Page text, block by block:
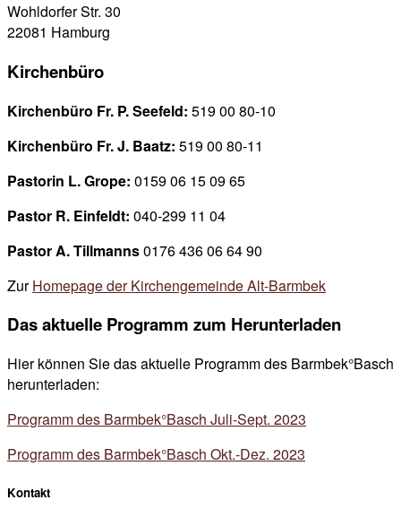
Wohldorfer Str. 30
22081 Hamburg
Kirchenbüro
Kirchenbüro Fr. P. Seefeld: 519 00 80-10
Kirchenbüro Fr. J. Baatz: 519 00 80-11
Pastorin L. Grope: 0159 06 15 09 65
Pastor R. Einfeldt: 040-299 11 04
Pastor A. Tillmanns0176 436 06 64 90
ZurHomepage der Kirchengemeinde Alt-Barmbek
Das aktuelle Programm zum Herunterladen
Hier können Sie das aktuelle Programm des Barmbek°Basch
herunterladen:
Programm des Barmbek°Basch Juli-Sept. 2023
Programm des Barmbek°Basch Okt.-Dez. 2023
Kontakt